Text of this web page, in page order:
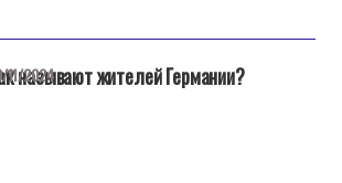
называют жителей Германии?
11/2024